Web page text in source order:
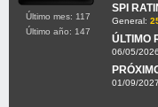
SPI
General:
ÚLTIMO
06/05/2026
01/09/2027
Último mes: 117
Último año: 147